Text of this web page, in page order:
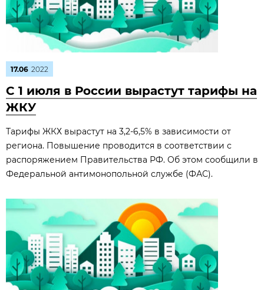
17.06 2022
С 1 июля в России вырастут тарифы на
ЖКУ
Тарифы ЖКХ вырастут на 3,2-6,5% в зависимости от
региона. Повышение проводится в соответствии с
распоряжением Правительства РФ. Об этом сообщили в
Федеральной антимонопольной службе (ФАС).